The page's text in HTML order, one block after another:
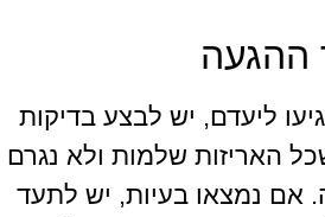
ההגעה
ליעדם, יש לבצע בדיקות
האריזות שלמות ולא נגרם
אם נמצאו בעיות, יש לתעד